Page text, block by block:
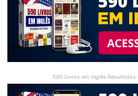
590 Livros em Inglês Resumidos